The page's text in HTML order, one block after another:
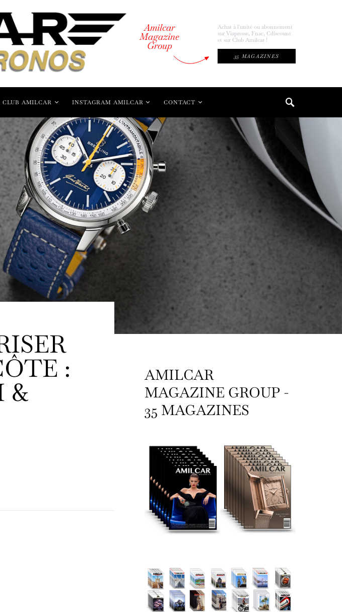
Amilcar
Magazine
Group
Achat à l'unité ou abonnement
sur Viapresse, Fnac, Cdiscount
et sur Club Amilcar !
35 MAGAZINES
CLUB AMILCAR INSTAGRAM AMILCAR CONTACT
:
&
AMILCAR
MAGAZINE GROUP -
35 MAGAZINES